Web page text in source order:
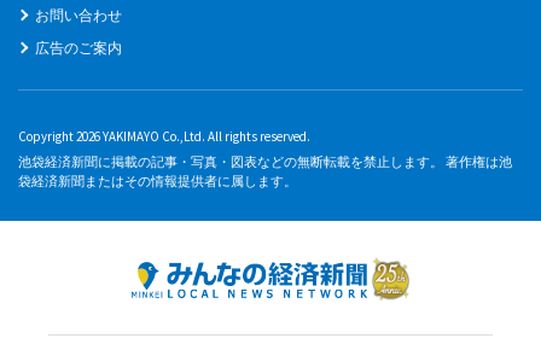
お問い合わせ
広告のご案内
Copyright 2026 YAKIMAYO Co.,Ltd. All rights reserved.
池袋経済新聞に掲載の記事・写真・図表などの無断転載を禁止します。 著作権は池
袋経済新聞またはその情報提供者に属します。